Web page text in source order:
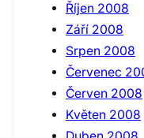
Říjen 2008
Září 2008
Srpen 2008
Červenec
Červen 2008
Květen 2008